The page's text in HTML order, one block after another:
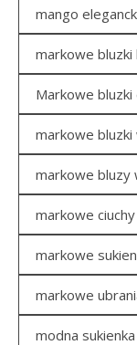
mango
markowe
Markowe
markowe
markowe bluzy
markowe
markowe
markowe
modna